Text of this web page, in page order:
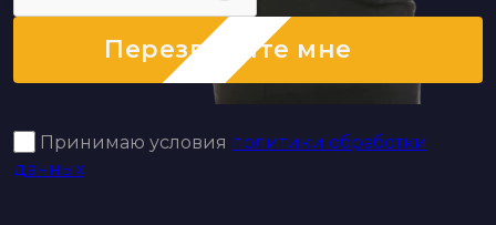
Перезвоните мне
Принимаю условия политики обработки
данных